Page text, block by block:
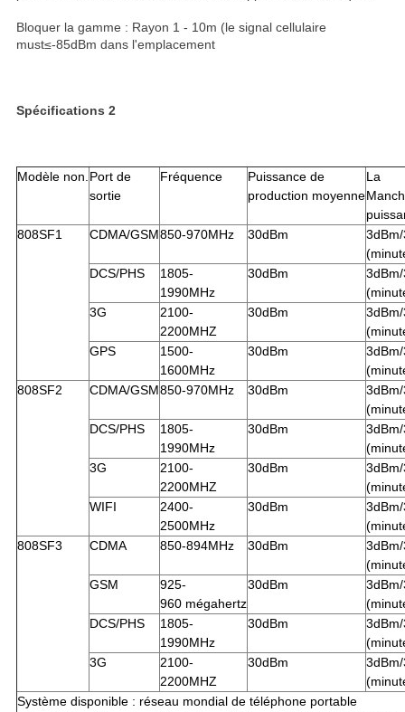
Bloquer la gamme : Rayon 1 - 10m (le signal cellulaire
must≤-85dBm dans l'emplacement
Spécifications 2
Modèle non.Port de
sortie
Fréquence
Puissance de
production moyenne
La
808SF1
CDMA/GSM850-970MHz 30dBm
DCS/PHS
1805-
1990MHz
30dBm
3G
2100-
2200MHZ
30dBm
GPS
1500-
1600MHz
30dBm
808SF2
CDMA/GSM850-970MHz 30dBm
DCS/PHS
1805-
1990MHz
30dBm
3G
2100-
2200MHZ
30dBm
WIFI
2400-
2500MHz
30dBm
808SF3
CDMA 850-894MHz 30dBm
GSM
925-
960 mégahertz
30dBm
DCS/PHS
1805-
1990MHz
30dBm
3G
2100-
2200MHZ
30dBm
Système disponible : réseau mondial de téléphone portable